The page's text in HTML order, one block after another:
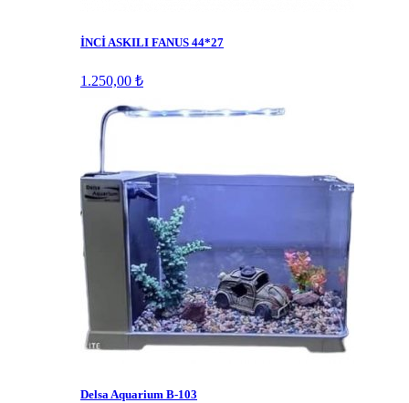
İNCİ ASKILI FANUS 44*27
1.250,00 ₺
Delsa Aquarium B-103